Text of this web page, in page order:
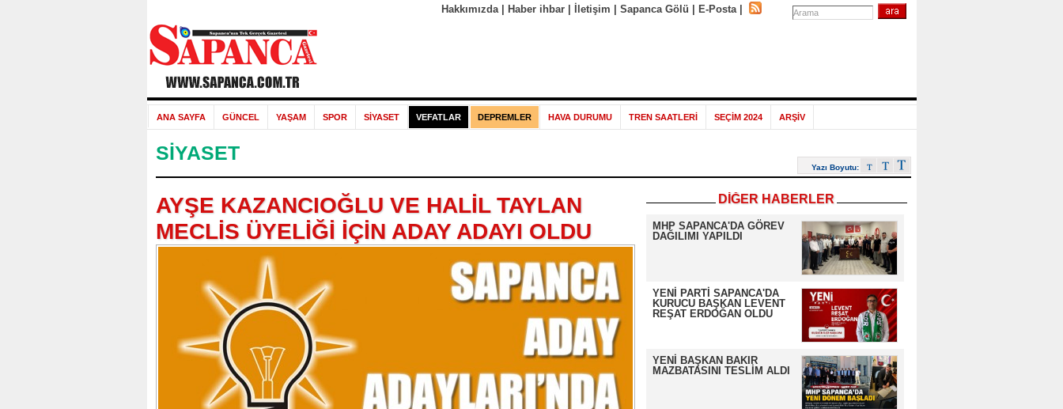
Hakkımızda| Haber ihbar| İletişim Sapanca Gölü E-Posta|
ANA SAYFA GÜNCEL YAŞAM SPOR SİYASET VEFATLAR DEPREMLER HAVA DURUMU TREN SAATLERİ SEÇİM 2024 ARŞİV
SİYASET
Yazı Boyutu:
DİĞER HABERLER
MHP SAPANCA'DA GÖREV
DAĞILIMI YAPILDI
YENİ PARTİ SAPANCA'DA
KURUCU BAŞKAN LEVENT
REŞAT ERDOĞAN OLDU
YENİ BAŞKAN BAKIR
MAZBATASINI TESLİM ALDI
AYŞE KAZANCIOĞLU VE HALİL TAYLAN
MECLİS ÜYELİĞİ İÇİN ADAY ADAYI OLDU